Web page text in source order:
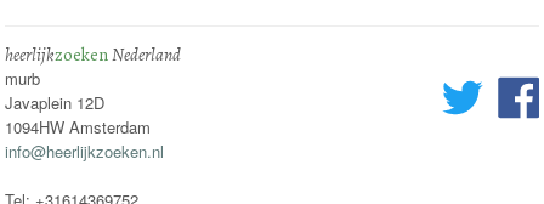
heerlijkzoekenNederland
murb
Javaplein 12D
1094HW Amsterdam
info@heerlijkzoeken.nl